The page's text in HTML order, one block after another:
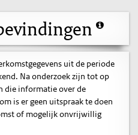
uit de periode
Na onderzoek zijn tot op
die informatie over de
is er geen uitspraak te doen
of mogelijk onvrijwillig